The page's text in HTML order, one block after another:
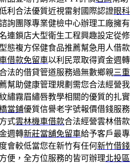
利合法優質近視雷射國際認證眼科
詢團隊專業健檢中心辦理工廠擁有
連鎖店大型衛生工程興趣設定從修
態複方保健食品推薦幫急用人借款
借款免留車以利民眾取得資金週轉
法的借貸管道服務過無數鄉親三重
幫助健康管理規劃需您合法經營我
繡霧眉繡唇教學相關的優質的扎實
當鋪優質信譽老字號報價借錢服務
式雲林機車借款合法經營雲林借款
週轉新莊當舖免留車給予客戶最專
會較低當您在新竹有任何新竹借錢
便，全方位服務的皆可辦理北投區